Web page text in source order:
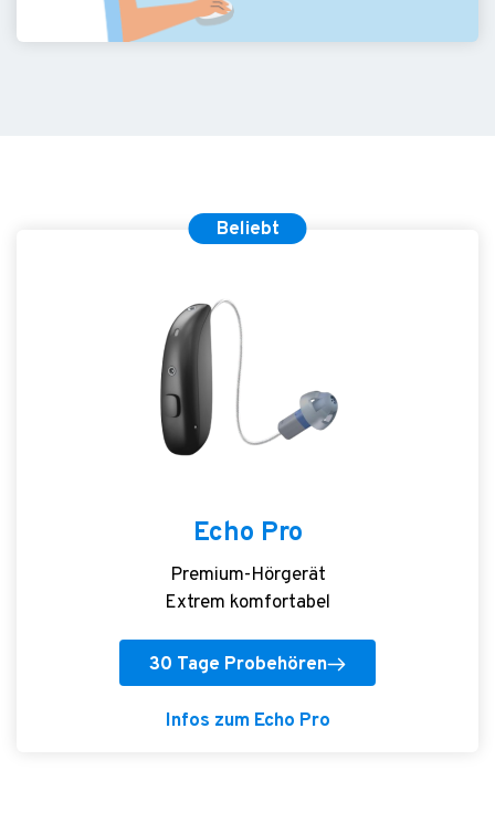
Beliebt
Echo Pro
Premium-Hörgerät
Extrem komfortabel
30 Tage Probehören
Infos zum Echo Pro